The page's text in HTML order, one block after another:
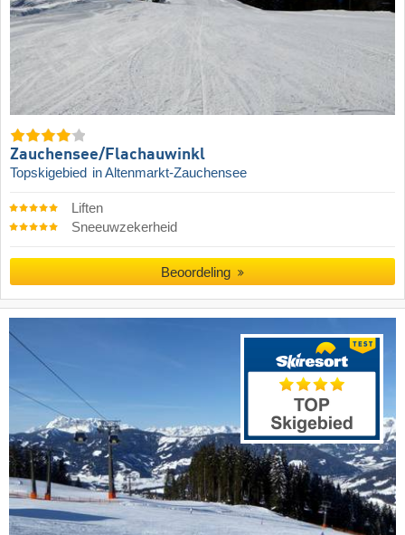
Zauchensee/​Flachauwinkl
Topskigebied in Altenmarkt-Zauchensee
Liften
Sneeuwzekerheid
Beoordeling